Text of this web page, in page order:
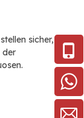
sicher,
der